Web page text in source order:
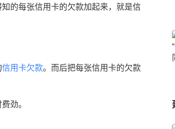
的每张信用卡的欠款加起来，就是信
信用卡欠款。而后把每张信用卡的欠款
劲。